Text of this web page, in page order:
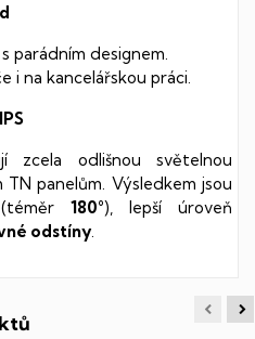
parádním designem.
i na kancelářskou práci.
zcela odlišnou světelnou
panelům. Výsledkem jsou
180°), lepší úroveň
odstíny